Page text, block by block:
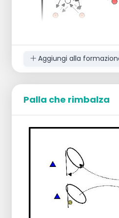
Posizione bassa, 10 x
La palla non viene
Ritmo elevato. 1
Come l'1, ma con un
incrociato. 2 x 10 volte.
2 x 4 volte passo
in una postura
Mischia quadrata con
Aggiungi alla
Palla che rimbalza